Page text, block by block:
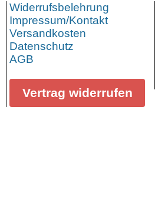
Widerrufsbelehrung
Impressum/Kontakt
Versandkosten
Datenschutz
AGB
Vertrag widerrufen